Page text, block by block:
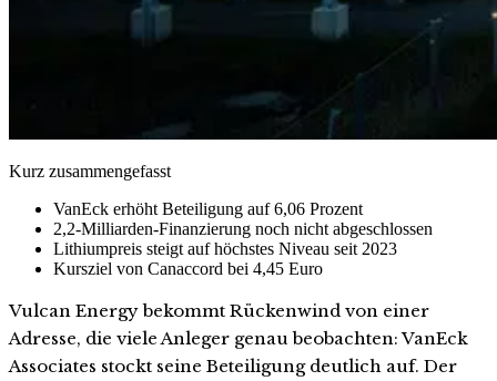
Kurz zusammengefasst
VanEck erhöht Beteiligung auf 6,06 Prozent
2,2-Milliarden-Finanzierung noch nicht abgeschlossen
Lithiumpreis steigt auf höchstes Niveau seit 2023
Kursziel von Canaccord bei 4,45 Euro
Vulcan Energy bekommt Rückenwind von einer
Adresse, die viele Anleger genau beobachten: VanEck
Associates stockt seine Beteiligung deutlich auf. Der